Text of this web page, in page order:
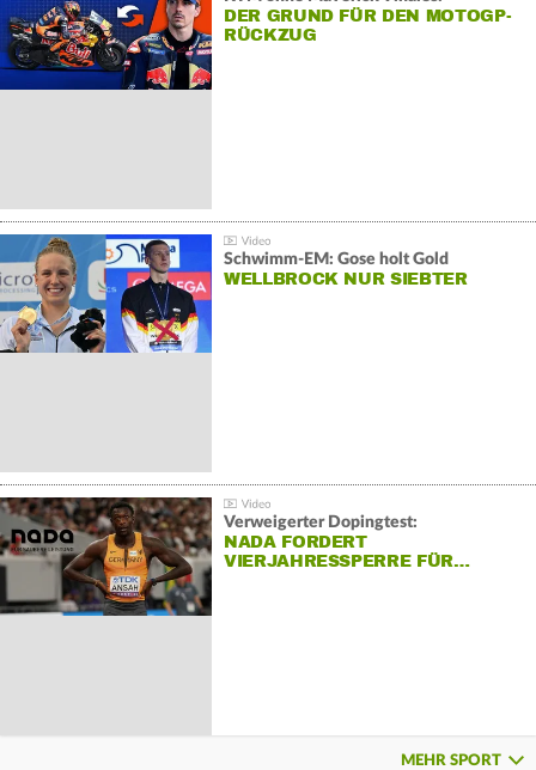
DER GRUND FÜR DEN MOTOGP-
RÜCKZUG
Schwimm-EM: Gose holt Gold
WELLBROCK NUR SIEBTER
Verweigerter Dopingtest:
NADA FORDERT
VIERJAHRESSPERRE FÜR…
MEHR SPORT